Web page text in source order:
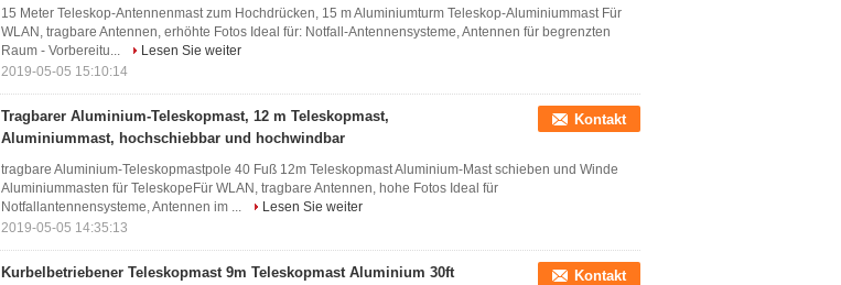
15 Meter Teleskop-Antennenmast zum Hochdrücken, 15 m Aluminiumturm Teleskop-Aluminiummast Für
WLAN, tragbare Antennen, erhöhte Fotos Ideal für: Notfall-Antennensysteme, Antennen für begrenzten
Raum - Vorbereitu...
Lesen Sie weiter
2019-05-05 15:10:14
Tragbarer Aluminium-Teleskopmast, 12 m Teleskopmast,
Aluminiummast, hochschiebbar und hochwindbar
Kontakt
tragbare Aluminium-Teleskopmastpole 40 Fuß 12m Teleskopmast Aluminium-Mast schieben und Winde
Aluminiummasten für TeleskopeFür WLAN, tragbare Antennen, hohe Fotos Ideal für
Notfallantennensysteme, Antennen im ...
Lesen Sie weiter
2019-05-05 14:35:13
Kurbelbetriebener Teleskopmast 9m Teleskopmast Aluminium 30ft
Kontakt